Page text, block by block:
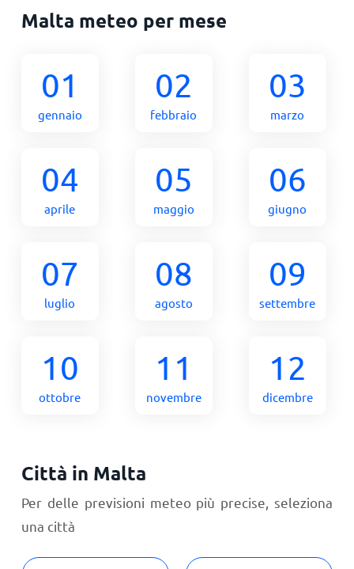
Malta meteo per mese
01
gennaio
02
febbraio
03
marzo
04
aprile
05
maggio
06
giugno
07
luglio
08
agosto
09
settembre
10
ottobre
11
novembre
12
dicembre
Città in Malta
Per delle previsioni meteo più precise, seleziona
una città